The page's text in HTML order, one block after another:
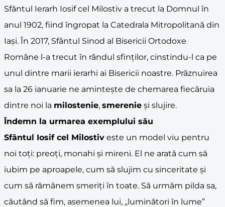
Sfântul Ierarh Iosif cel Milostiv a trecut la Domnul în
anul 1902, fiind îngropat la Catedrala Mitropolitană din
Iași. În 2017, Sfântul Sinod al Bisericii Ortodoxe
Române l-a trecut în rândul sfinților, cinstindu-l ca pe
unul dintre marii ierarhi ai Bisericii noastre. Prăznuirea
sa la 26 ianuarie ne amintește de chemarea fiecăruia
dintre noi la milostenie, smerenie și slujire.
Îndemn la urmarea exemplului său
Sfântul Iosif cel Milostiv este un model viu pentru
noi toți: preoți, monahi și mireni. El ne arată cum să
iubim pe aproapele, cum să slujim cu sinceritate și
cum să rămânem smeriți în toate. Să urmăm pilda sa,
căutând să fim, asemenea lui, „luminători în lume”